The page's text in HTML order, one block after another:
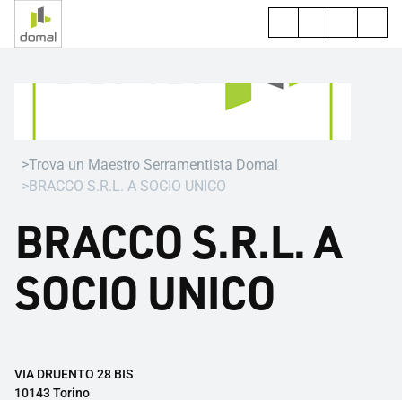
Trova un Maestro Serramentista Domal
BRACCO S.R.L. A SOCIO UNICO
BRACCO S.R.L. A
SOCIO UNICO
VIA DRUENTO 28 BIS
10143 Torino